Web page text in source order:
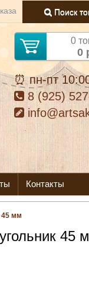
Поиск
0
0
⏰ пн-пт
8 (925)
Контакты
45 мм
45